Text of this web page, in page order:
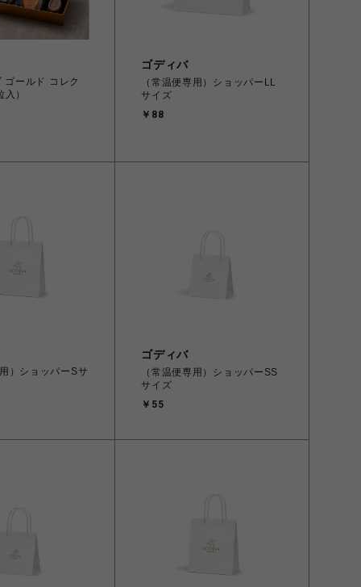
ゴールド コレク
）
ゴディバ
（常温便専用）ショッパーLL
サイズ
￥88
）ショッパーSサ
ゴディバ
（常温便専用）ショッパーSS
サイズ
￥55